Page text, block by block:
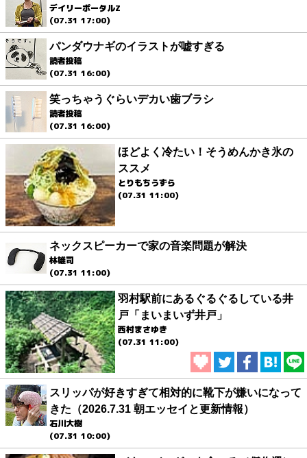
デイリーポータルZ
(07.31 17:00)
パンダウナギのイラストが嘘すぎる
読者投稿
(07.31 16:00)
笑っちゃうぐらいデカい歯ブラシ
読者投稿
(07.31 16:00)
ほどよく冷たい！そうめんかき氷の
ススメ
とりもちうずら
(07.31 11:00)
ネックスピーカーで家の音楽問題が解決
林雄司
(07.31 11:00)
羽村駅前にあるぐるぐるしている井
戸「まいまいず井戸」
西村まさゆき
(07.31 11:00)
スリッパが好きすぎて相対的に靴下が嫌いになって
きた（2026.7.31 朝エッセイと更新情報）
石川大樹
(07.31 10:00)